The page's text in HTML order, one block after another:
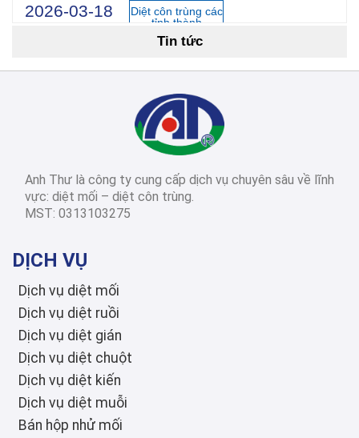
2026-03-18
Diệt côn trùng các
tỉnh thành
Diệt côn trùng các
tỉnh thành
2026-03-03
Diệt côn trùng các
tỉnh thành
Tin tức
Anh Thư là công ty cung cấp dịch vụ chuyên sâu về lĩnh
vực: diệt mối – diệt côn trùng.
MST: 0313103275
DỊCH VỤ
Dịch vụ diệt mối
Dịch vụ diệt ruồi
Dịch vụ diệt gián
Dịch vụ diệt chuột
Dịch vụ diệt kiến
Dịch vụ diệt muỗi
Bán hộp nhử mối